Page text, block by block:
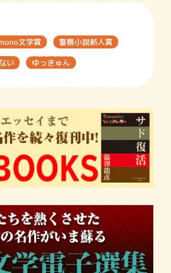
文学賞
警察小説新人賞
い
ゆっきゅん